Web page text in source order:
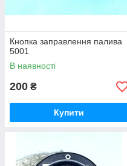
Кнопка заправлення палива
5001
В наявності
200 ₴
Купити